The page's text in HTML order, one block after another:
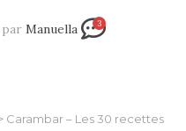
Manuella 3
Carambar – Les 30 recettes